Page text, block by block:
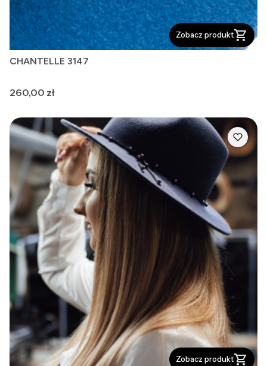
Zobacz produkt
CHANTELLE 3147
Cena
260,00 zł
Zobacz produkt